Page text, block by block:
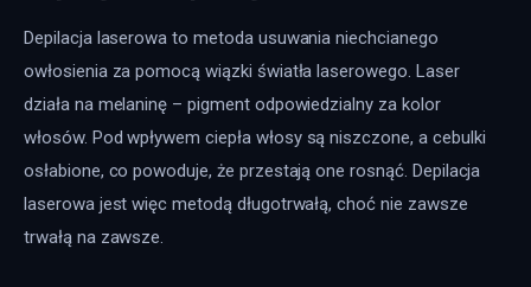
Depilacja laserowa to metoda usuwania niechcianego
owłosienia za pomocą wiązki światła laserowego. Laser
działa na melaninę – pigment odpowiedzialny za kolor
włosów. Pod wpływem ciepła włosy są niszczone, a cebulki
osłabione, co powoduje, że przestają one rosnąć. Depilacja
laserowa jest więc metodą długotrwałą, choć nie zawsze
trwałą na zawsze.